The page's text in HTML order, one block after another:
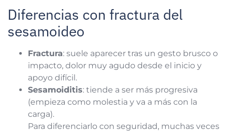
Diferencias con fractura del
sesamoideo
Fractura: suele aparecer tras un gesto brusco o
impacto, dolor muy agudo desde el inicio y
apoyo difícil.
Sesamoiditis: tiende a ser más progresiva
(empieza como molestia y va a más con la
carga).
Para diferenciarlo con seguridad, muchas veces